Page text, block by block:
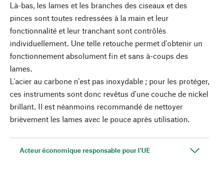
Là-bas, les lames et les branches des ciseaux et des
pinces sont toutes redressées à la main et leur
fonctionnalité et leur tranchant sont contrôlés
individuellement. Une telle retouche permet d'obtenir un
fonctionnement absolument fin et sans à-coups des
lames.
L'acier au carbone n'est pas inoxydable ; pour les protéger,
ces instruments sont donc revêtus d'une couche de nickel
brillant. Il est néanmoins recommandé de nettoyer
brièvement les lames avec le pouce après utilisation.
Acteur économique responsable pour l'UE